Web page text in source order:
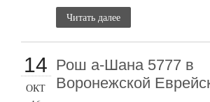
Читать далее
14
ОКТ
Рош а-Шана 5777 в
Воронежской